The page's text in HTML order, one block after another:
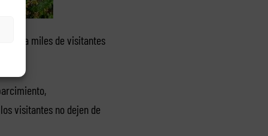
a miles de visitantes
visitantes no dejen de